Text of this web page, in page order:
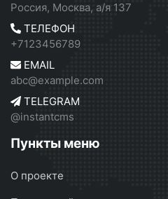
Россия, Москва, а/я 137
ТЕЛЕФОН
+7123456789
EMAIL
abc@example.com
TELEGRAM
@instantcms
Пункты меню
О проекте